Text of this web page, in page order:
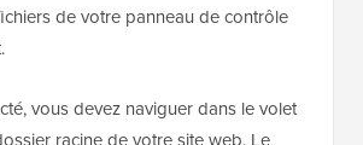
de votre panneau de contrôle
vous devez naviguer dans le volet
racine de votre site web. Le